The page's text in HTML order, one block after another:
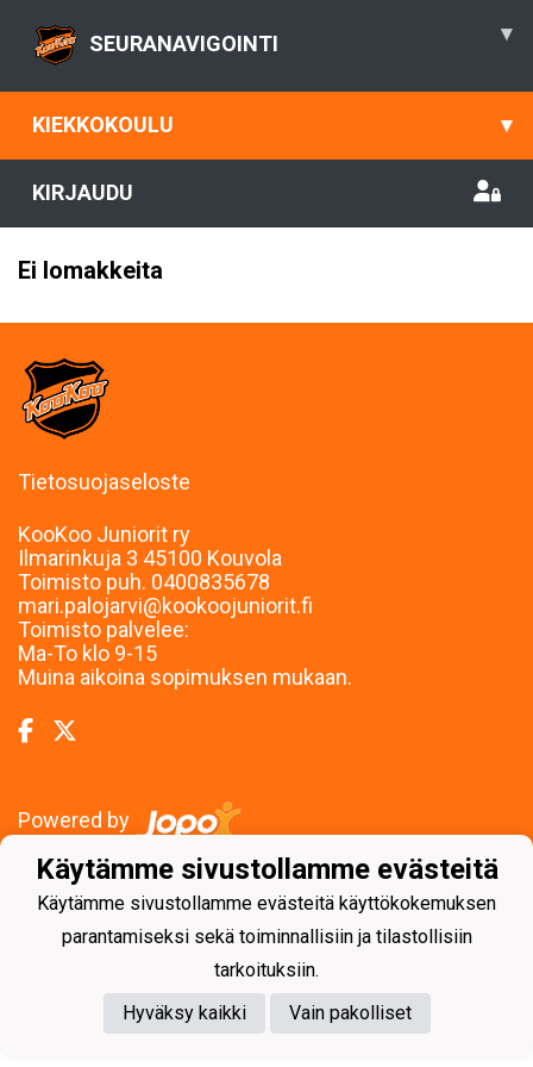
SEURANAVIGOINTI ▾
KIEKKOKOULU ▾
KIRJAUDU
Ei lomakkeita
Tietosuojaseloste
KooKoo Juniorit ry
Ilmarinkuja 3 45100 Kouvola
Toimisto puh. 0400835678
mari.palojarvi@kookoojuniorit.fi
Toimisto palvelee:
Ma-To klo 9-15
Muina aikoina sopimuksen mukaan.
Powered by
Käytämme sivustollamme evästeitä
Käytämme sivustollamme evästeitä käyttökokemuksen
parantamiseksi sekä toiminnallisiin ja tilastollisiin
tarkoituksiin.
Hyväksy kaikki
Vain pakolliset